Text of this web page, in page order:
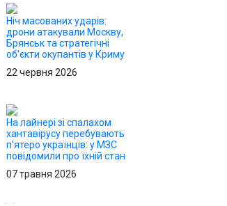
Ніч масованих ударів:
дрони атакували Москву,
Брянськ та стратегічні
об'єкти окупантів у Криму
22 червня 2026
На лайнері зі спалахом
хантавірусу перебувають
п’ятеро українців: у МЗС
повідомили про їхній стан
07 травня 2026